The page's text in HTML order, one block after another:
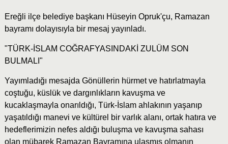
Ereğli ilçe belediye başkanı Hüseyin Opruk'çu, Ramazan
bayramı dolayısıyla bir mesaj yayınladı.
"TÜRK-İSLAM COĞRAFYASINDAKİ ZULÜM SON
BULMALI"
Yayımladığı mesajda Gönüllerin hürmet ve hatırlatmayla
coştuğu, küslük ve dargınlıkların kavuşma ve
kucaklaşmayla onarıldığı, Türk-İslam ahlakının yaşanıp
yaşatıldığı manevi ve kültürel bir varlık alanı, ortak hatıra ve
hedeflerimizin nefes aldığı buluşma ve kavuşma sahası
olan mübarek Ramazan Bayramına ulaşmış olmanın